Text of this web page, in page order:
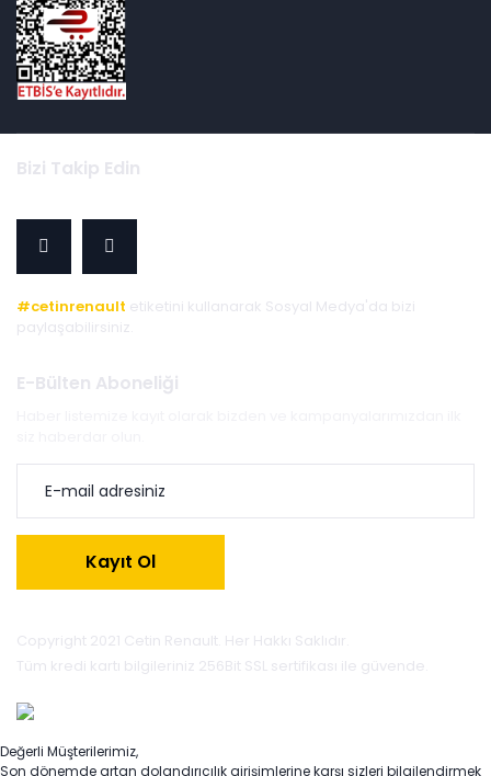
Bizi Takip Edin
#cetinrenault etiketini kullanarak Sosyal Medya'da bizi
paylaşabilirsiniz.
E-Bülten Aboneliği
Kayıt Ol
Copyright 2021 Cetin Renault. Her Hakkı Saklıdır.
Tüm kredi kartı bilgileriniz 256Bit SSL sertifikası ile güvende.
Değerli Müşterilerimiz,
Son dönemde artan dolandırıcılık girişimlerine karşı sizleri bilgilendirmek